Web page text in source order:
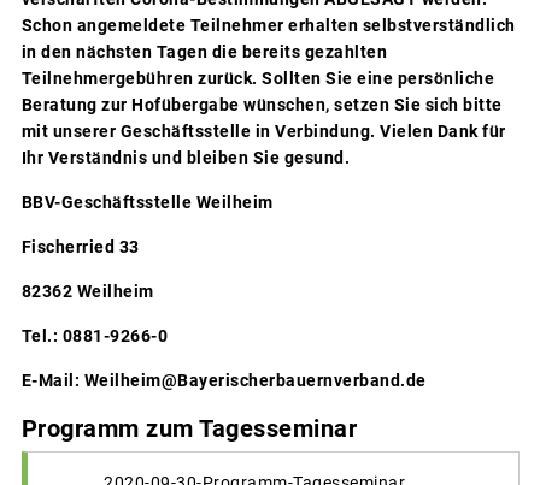
Schon angemeldete Teilnehmer erhalten selbstverständlich
in den nächsten Tagen die bereits gezahlten
Teilnehmergebühren zurück. Sollten Sie eine persönliche
Beratung zur Hofübergabe wünschen, setzen Sie sich bitte
mit unserer Geschäftsstelle in Verbindung. Vielen Dank für
Ihr Verständnis und bleiben Sie gesund.
BBV-Geschäftsstelle Weilheim
Fischerried 33
82362 Weilheim
Tel.: 0881-9266-0
E-Mail: Weilheim@Bayerischerbauernverband.de
Programm zum Tagesseminar